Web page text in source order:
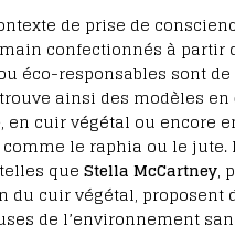
de prise de
confectionnés à partir
éco-responsables sont
ainsi des modèles en
, en cuir végétal ou encore
le raphia ou le jute.
que Stella McCartney,
du cuir végétal, proposent
de l’environnement